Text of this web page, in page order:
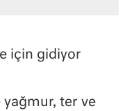
için gidiyor
yağmur, ter ve